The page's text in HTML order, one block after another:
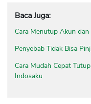
Baca Juga:
Cara Menutup Akun
Penyebab Tidak Bisa
Cara Mudah Cepat
Indosaku